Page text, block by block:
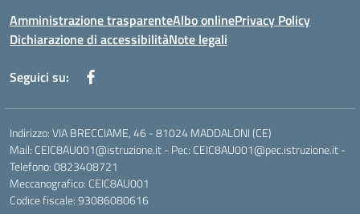
Amministrazione trasparenteAlbo onlinePrivacy Policy
Dichiarazione di accessibilitàNote legali
Seguici su:
Indirizzo: VIA BRECCIAME, 46 - 81024 MADDALONI (CE)
Mail: CEIC8AU001@istruzione.it - Pec: CEIC8AU001@pec.istruzione.it -
Telefono: 0823408721
Meccanografico: CEIC8AU001
Codice fiscale: 93086080616